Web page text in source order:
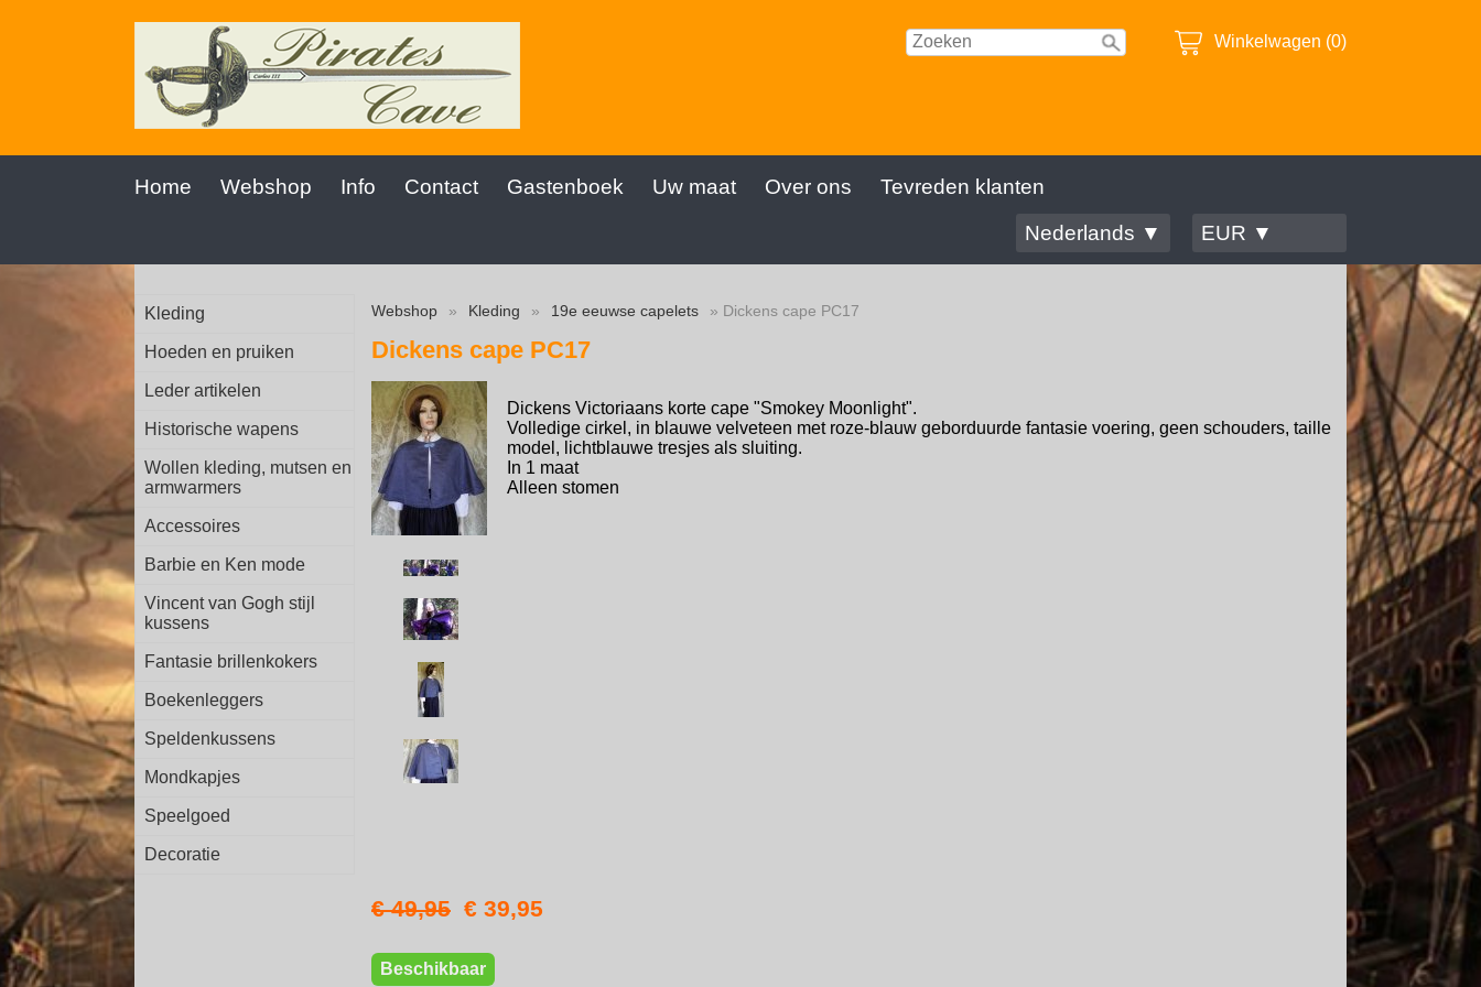
Winkelwagen (0)
Home Webshop Info Contact Gastenboek Uw maat Over ons
Tevreden klanten
Nederlands ▼
EUR ▼
Kleding
Hoeden en pruiken
Leder artikelen
Historische wapens
Wollen kleding, mutsen en
armwarmers
Accessoires
Barbie en Ken mode
Vincent van Gogh stijl
kussens
Fantasie brillenkokers
Boekenleggers
Speldenkussens
Mondkapjes
Speelgoed
Decoratie
Webshop » Kleding » 19e eeuwse capelets » Dickens cape PC17
Dickens cape PC17
Dickens Victoriaans korte cape "Smokey Moonlight".
Volledige cirkel, in blauwe velveteen met roze-blauw geborduurde fantasie voering, geen schouders, taille
model, lichtblauwe tresjes als sluiting.
In 1 maat
Alleen stomen
€ 49,95 € 39,95
Beschikbaar